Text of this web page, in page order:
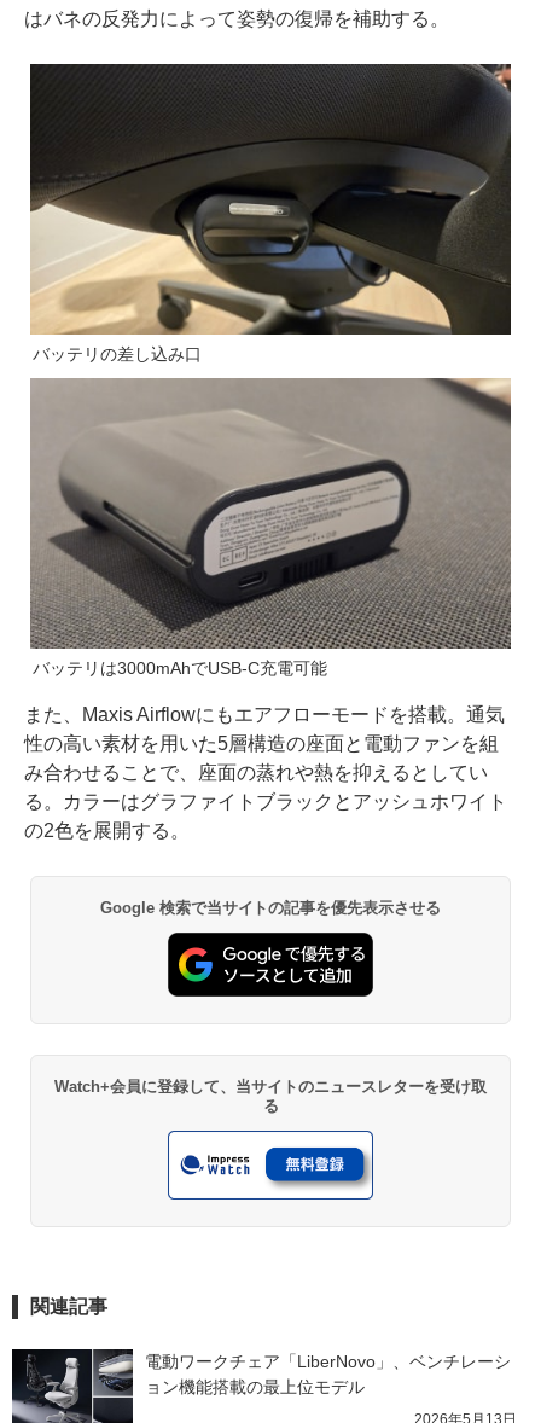
はバネの反発力によって姿勢の復帰を補助する。
バッテリの差し込み口
バッテリは3000mAhでUSB-C充電可能
また、Maxis Airflowにもエアフローモードを搭載。通気
性の高い素材を用いた5層構造の座面と電動ファンを組
み合わせることで、座面の蒸れや熱を抑えるとしてい
る。カラーはグラファイトブラックとアッシュホワイト
の2色を展開する。
Google 検索で当サイトの記事を優先表示させる
Watch+会員に登録して、当サイトのニュースレターを受け取
る
関連記事
電動ワークチェア「LiberNovo」、ベンチレーシ
ョン機能搭載の最上位モデル
2026年5月13日